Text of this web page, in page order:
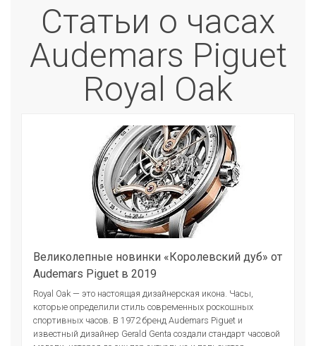
Статьи о часах
Audemars Piguet
Royal Oak
Великолепные новинки «Королевский дуб» от
Audemars Piguet в 2019
Royal Oak — это настоящая дизайнерская икона. Часы,
которые определили стиль современных роскошных
спортивных часов. В 1972 бренд Audemars Piguet и
известный дизайнер Gerald Genta создали стандарт часовой